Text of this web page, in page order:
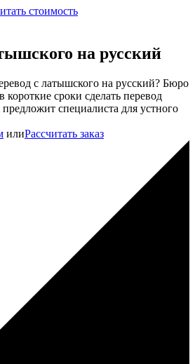
стоимость
на русский
с латышского на русский? Бюро
сроки сделать перевод
специалиста для устного
илиРассчитать заказ